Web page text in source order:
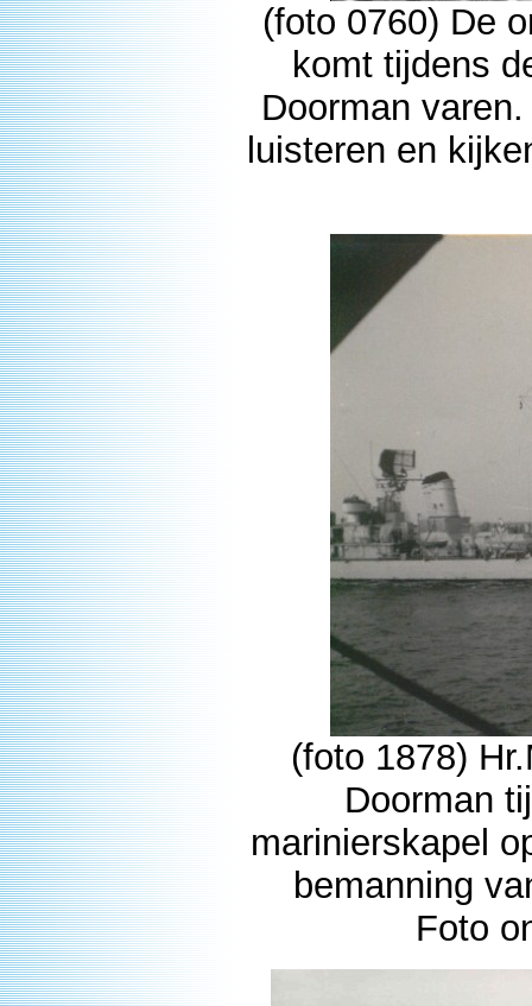
(foto 0760) De
komt tijdens
Doorman
luisteren en
(foto 1878)
Doorman
marinierskapel
bemanning
Foto